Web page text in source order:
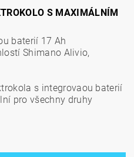
S MAXIMÁLNÍM
baterií 17 Ah
Shimano Alivio,
s integrovaou baterií
pro všechny druhy